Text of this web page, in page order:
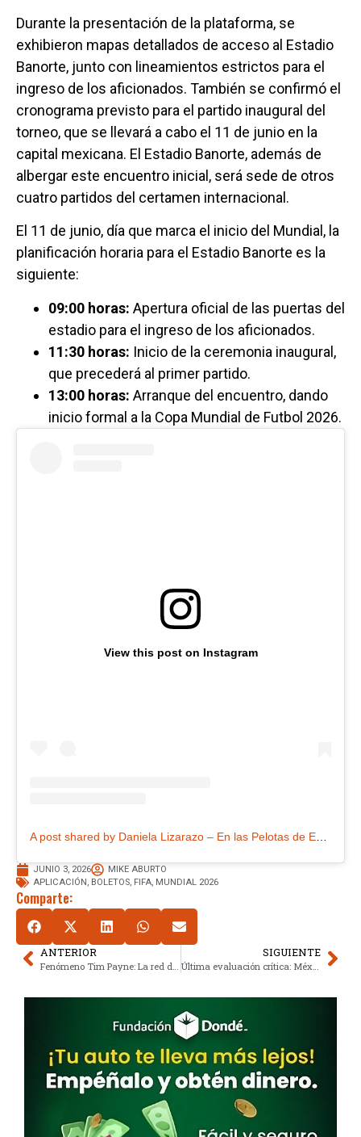
Durante la presentación de la plataforma, se
exhibieron mapas detallados de acceso al Estadio
Banorte, junto con lineamientos estrictos para el
ingreso de los aficionados. También se confirmó el
cronograma previsto para el partido inaugural del
torneo, que se llevará a cabo el 11 de junio en la
capital mexicana. El Estadio Banorte, además de
albergar este encuentro inicial, será sede de otros
cuatro partidos del certamen internacional.
El 11 de junio, día que marca el inicio del Mundial, la
planificación horaria para el Estadio Banorte es la
siguiente:
09:00 horas: Apertura oficial de las puertas del
estadio para el ingreso de los aficionados.
11:30 horas: Inicio de la ceremonia inaugural,
que precederá al primer partido.
13:00 horas: Arranque del encuentro, dando
inicio formal a la Copa Mundial de Futbol 2026.
View this post on Instagram
JUNIO 3, 2026
MIKE ABURTO
APLICACIÓN BOLETOS FIFA MUNDIAL 2026
Comparte:
ANTERIOR SIGUIENTE